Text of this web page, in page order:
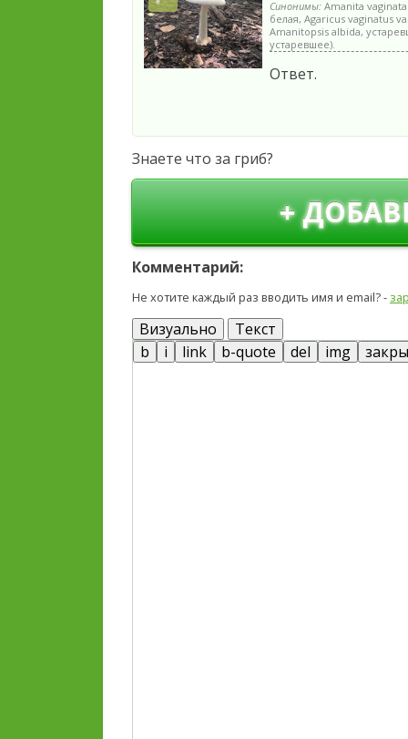
Синонимы: Amanita
белая, Agaricus vaginatus
Amanitopsis albida,
устаревшее).
Ответ.
Знаете что за гриб?
+
Комментарий:
Не хотите каждый раз вводить имя и email? -
Визуально Текст